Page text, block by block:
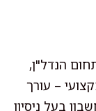
הנדל"ן,
– עורך
בעל ניסיון